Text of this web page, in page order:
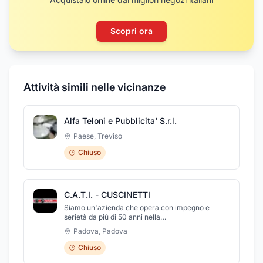
Scopri ora
Attività simili nelle vicinanze
Alfa Teloni e Pubblicita' S.r.l.
Paese, Treviso
Chiuso
C.A.T.I. - CUSCINETTI
Siamo un'azienda che opera con impegno e
serietà da più di 50 anni nella
commercializzazione di articoli tecnici industriali,
curando in particolare attenzione la scelta fra
tutto quanto universalmente prodotto in un
settore mai uguake a se stesso. La quotidiana
Padova, Padova
Chiuso